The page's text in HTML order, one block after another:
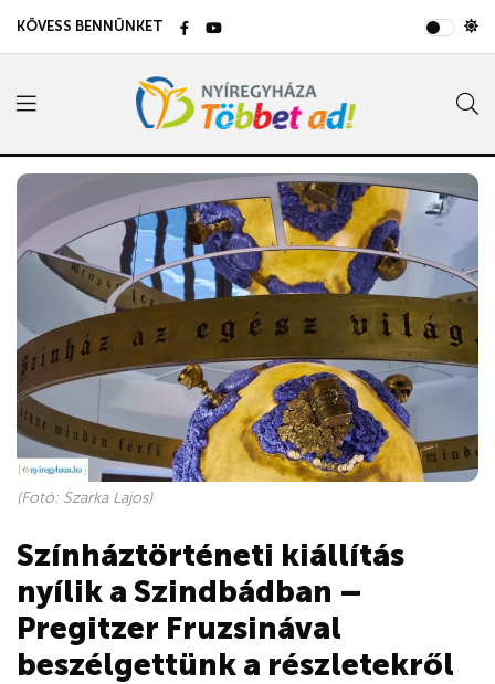
KÖVESS BENNÜNKET
(Fotó: Szarka Lajos)
Színháztörténeti kiállítás
nyílik a Szindbádban –
Pregitzer Fruzsinával
beszélgettünk a részletekről